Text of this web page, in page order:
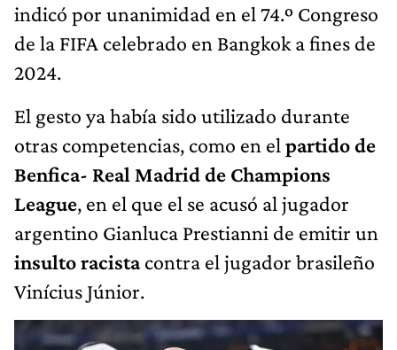
indicó por unanimidad en el 74.º Congreso
de la FIFA celebrado en Bangkok a fines de
2024.
El gesto ya había sido utilizado durante
otras competencias, como en el partido de
Benfica- Real Madrid de Champions
League, en el que el se acusó al jugador
argentino Gianluca Prestianni de emitir un
insulto racistacontra el jugador brasileño
Vinícius Júnior.